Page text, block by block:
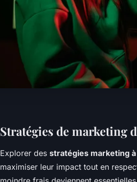
Stratégies de marketing
Explorer des stratégies marketing
maximiser leur impact tout en